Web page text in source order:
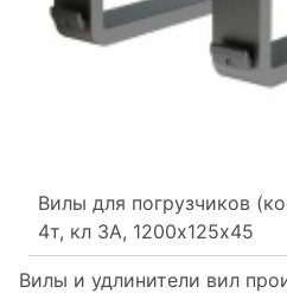
Вилы для погрузчиков
4т, кл 3А, 1200х125х45
Вилы и удлинители вил